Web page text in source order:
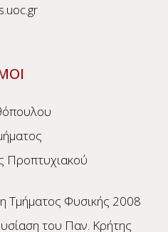
Προπτυχιακού
Τμήματος Φυσικής 2008
του Παν. Κρήτης